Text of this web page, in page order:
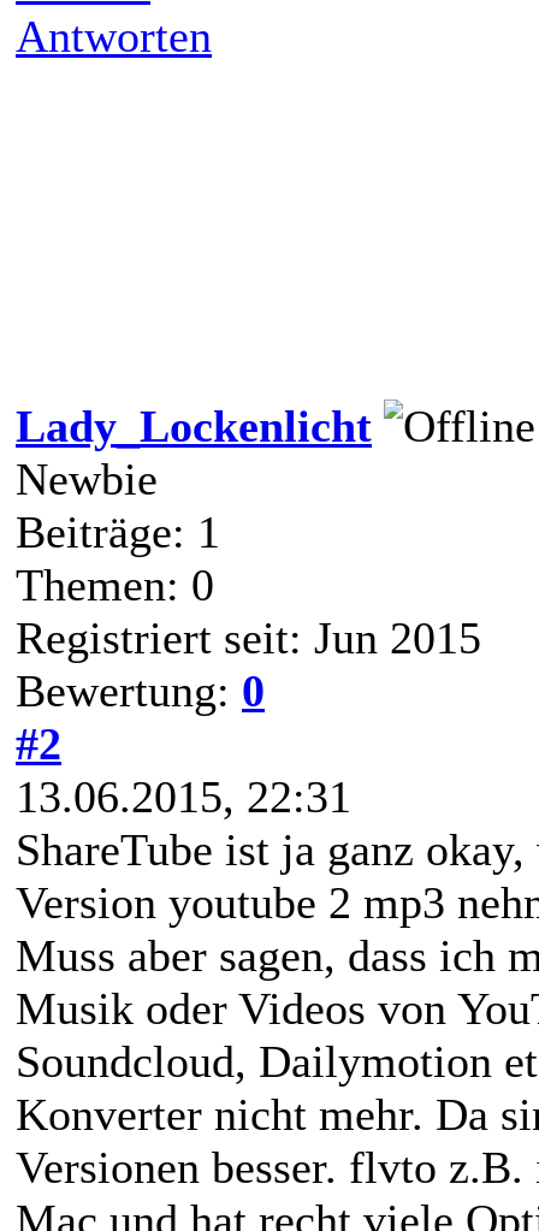
Antworten
Lady_Lockenlicht
Newbie
Beiträge: 1
Themen: 0
Registriert seit: Jun 2015
Bewertung: 0
#2
13.06.2015, 22:31
ShareTube ist ja ganz
Version youtube 2 mp3
Muss aber sagen, dass ich
Musik oder Videos von
Soundcloud, Dailymotion
Konverter nicht mehr. Da
Versionen besser. flvto
Mac und hat recht viele